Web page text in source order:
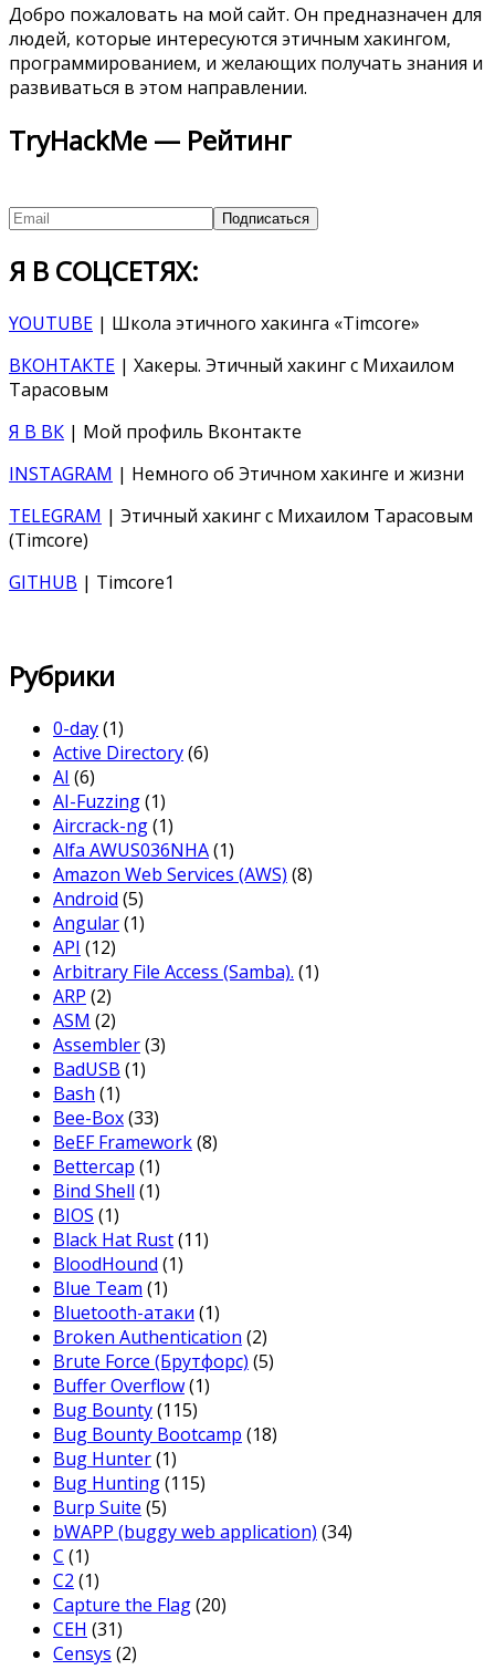
Добро пожаловать на мой сайт. Он предназначен для
людей, которые интересуются этичным хакингом,
программированием, и желающих получать знания и
развиваться в этом направлении.
TryHackMe — Рейтинг
Я В СОЦСЕТЯХ:
YOUTUBE | Школа этичного хакинга «Timcore»
ВКОНТАКТЕ | Хакеры. Этичный хакинг с Михаилом
Тарасовым
Я В ВК | Мой профиль Вконтакте
INSTAGRAM | Немного об Этичном хакинге и жизни
TELEGRAM | Этичный хакинг с Михаилом Тарасовым
(Timcore)
GITHUB | Timcore1
Рубрики
0-day(1)
Active Directory(6)
AI (6)
AI-Fuzzing(1)
Aircrack-ng(1)
Alfa AWUS036NHA(1)
Amazon Web Services (AWS) (8)
Android (5)
Angular(1)
API (12)
Arbitrary File Access (Samba). (1)
ARP (2)
ASM (2)
Assembler(3)
BadUSB (1)
Bash (1)
Bee-Box(33)
BeEF Framework(8)
Bettercap (1)
Bind Shell (1)
BIOS (1)
Black Hat Rust(11)
BloodHound (1)
Blue Team (1)
Bluetooth-атаки (1)
Broken Authentication (2)
Brute Force (Брутфорс) (5)
Buffer Overflow(1)
Bug Bounty(115)
Bug Bounty Bootcamp (18)
Bug Hunter(1)
Bug Hunting(115)
Burp Suite (5)
bWAPP (buggy web application) (34)
C (1)
C2 (1)
Capture the Flag(20)
CEH (31)
Censys (2)